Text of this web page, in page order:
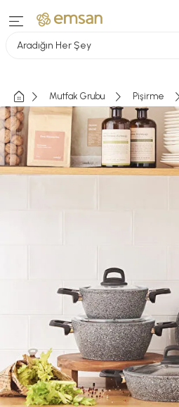
Aradığın Her Şey
Mutfak Grubu Pişirme